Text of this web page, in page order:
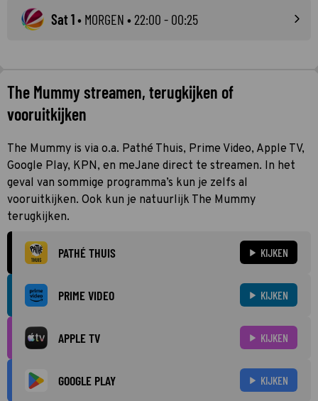
Sat 1• MORGEN • 22:00 - 00:25
The Mummy streamen, terugkijken of
vooruitkijken
The Mummy is via o.a. Pathé Thuis, Prime Video, Apple TV,
Google Play, KPN, en meJane direct te streamen. In het
geval van sommige programma’s kun je zelfs al
vooruitkijken. Ook kun je natuurlijk The Mummy
terugkijken.
PATHÉ THUIS KIJKEN
PRIME VIDEO KIJKEN
APPLE TV KIJKEN
GOOGLE PLAY KIJKEN